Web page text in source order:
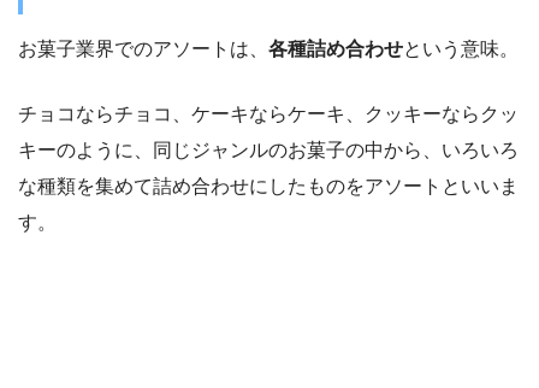
お菓子業界でのアソートは、 各種詰め合わせという意味。
チョコならチョコ、ケーキならケーキ、クッキーならクッ
キーのように、同じジャンルのお菓子の中から、いろいろ
な種類を集めて詰め合わせにしたものをアソートといいま
す。